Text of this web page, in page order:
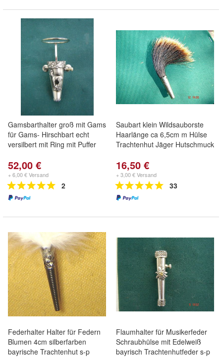
Gamsbarthalter groß mit Gams
für Gams- Hirschbart echt
versilbert mit Ring mit Puffer
52,00 €
+ 6,00 € Versand
2
Saubart klein Wildsauborste
Haarlänge ca 6,5cm m Hülse
Trachtenhut Jäger Hutschmuck
16,50 €
+ 3,00 € Versand
33
Federhalter Halter für Federn
Blumen 4cm silberfarben
bayrische Trachtenhut s-p
Flaumhalter für Musikerfeder
Schraubhülse mit Edelweiß
bayrisch Trachtenhutfeder s-p